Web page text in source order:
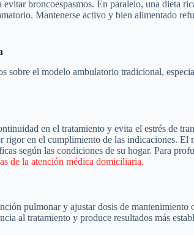
broncoespasmos. En paralelo, una dieta
Mantenerse activo y bien alimentado
sobre el modelo ambulatorio tradicional,
en el tratamiento y evita el estrés de
en el cumplimiento de las indicaciones. El
según las condiciones de su hogar. Para
de la atención médica domiciliaria.
pulmonar y ajustar dosis de mantenimiento
al tratamiento y produce resultados más